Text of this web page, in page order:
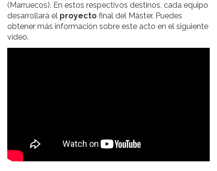
(Marruecos). En estos respectivos destinos, cada equipo
desarrollará el proyecto final del Máster. Puedes
obtener más información sobre este acto en el siguiente
vídeo.